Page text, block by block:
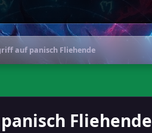
auf panisch Fliehende
Fliehende